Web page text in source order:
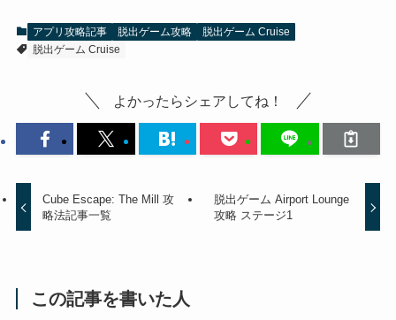
アプリ攻略記事 脱出ゲーム攻略
脱出ゲーム Cruise
脱出ゲーム Cruise
よかったらシェアしてね！
Cube Escape: The Mill 攻
略法記事一覧
脱出ゲーム Airport Lounge
攻略 ステージ1
この記事を書いた人